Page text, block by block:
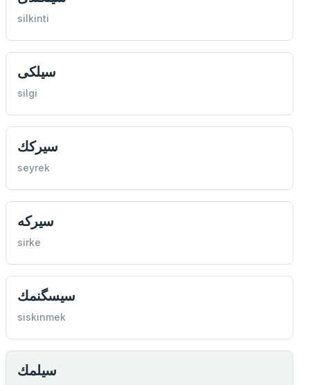
silkinti
سيلكی
silgi
سيركك
seyrek
سيركه
sirke
سيسگنمك
siskinmek
سيلمك